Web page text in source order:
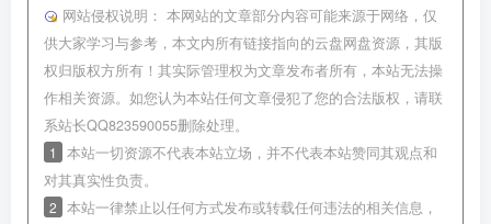
网站侵权说明： 本网站的文章部分内容可能来源于网络，仅
供大家学习与参考，本文内所有链接指向的云盘网盘资源，其版
权归版权方所有！其实际管理权为文章发布者所有，本站无法操
作相关资源。如您认为本站任何文章侵犯了您的合法版权，请联
系站长QQ823590055删除处理。
1
本站一切资源不代表本站立场，并不代表本站赞同其观点和
对其真实性负责。
2 本站一律禁止以任何方式发布或转载任何违法的相关信息，